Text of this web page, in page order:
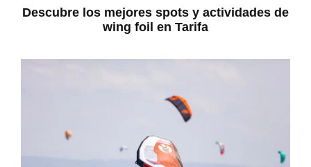
Descubre los mejores spots y actividades de
wing foil en Tarifa